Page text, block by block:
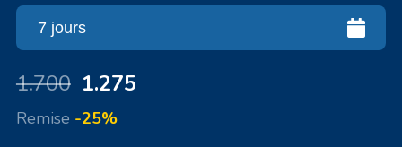
1.700 1.275
Remise -25%